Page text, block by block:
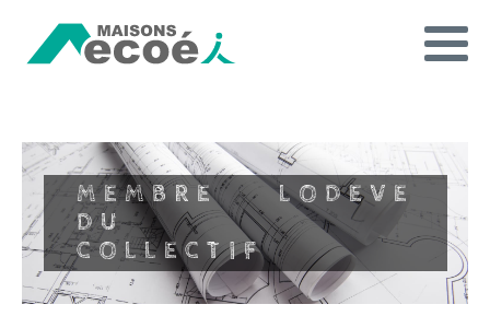
MEMBRE
DU
COLLECTIF
LODEVE